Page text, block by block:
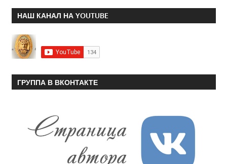
НАШ КАНАЛ НА YOUTUBE
ГРУППА В ВКОНТАКТЕ